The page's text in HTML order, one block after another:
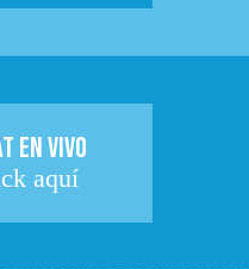
EN VIVO
aquí